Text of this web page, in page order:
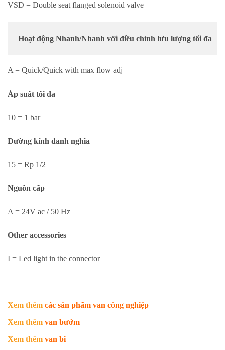
VSD = Double seat flanged solenoid valve
Hoạt động Nhanh/Nhanh với điều chỉnh lưu lượng tối đa
A = Quick/Quick with max flow adj
Áp suất tối đa
10 = 1 bar
Đường kính danh nghĩa
15 = Rp 1/2
Nguồn cấp
A = 24V ac / 50 Hz
Other accessories
I = Led light in the connector
Xem thêm các sản phẩm van công nghiệp
Xem thêm van bướm
Xem thêm van bi